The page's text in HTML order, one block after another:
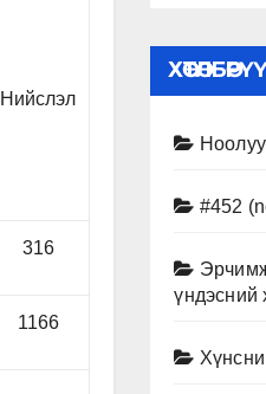
Нийслэл
316
1166
#452
үндэсний